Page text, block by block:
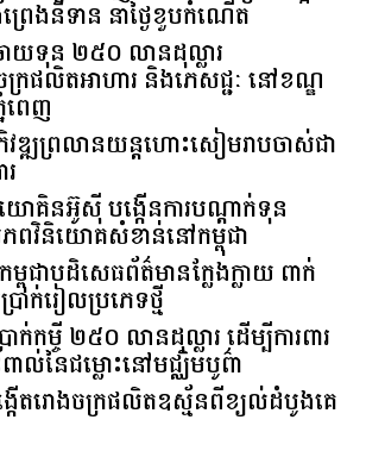
ព្រេងនិទាន នាថ្ងៃខួបកំណើត
យទុន ២៥០ លានដុល្លារ
រផលិតអាហារ និងភេសជ្ជៈ នៅខណ្ឌ
ពេញ
វឌ្ឍ​ព្រលានយន្តហោះ​សៀមរាប​ចាស់​ជា​
ោគិន​អ៊ូស៊ី ​បង្កើន​ការ​បណ្តាក់ទុន
ព​វិនិយោគ​សំខាន់​នៅ​កម្ពុជា​
ម្ពុជា​បដិសេធ​ព័ត៌មាន​ក្លែងក្លាយ ​ពាក់
ាក់​រៀល​ប្រភេទ​ថ្មី​
ក់​កម្ចី ​២៥០​ ​លាន​ដុល្លារ ​ដើម្បី​ការពារ​
ាល់​នៃ​ជម្លោះ​នៅ​មជ្ឈិមបូព៌ា
ើតរោងចក្រផលិតឧស្ម័នពីខ្យល់ដំបូងគេ